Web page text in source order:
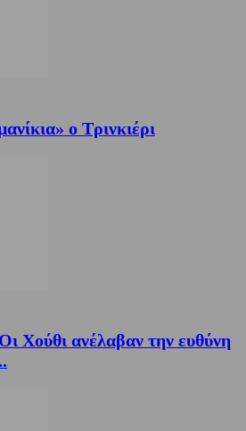
ο Τρινκιέρι
Χούθι ανέλαβαν την ευθύνη